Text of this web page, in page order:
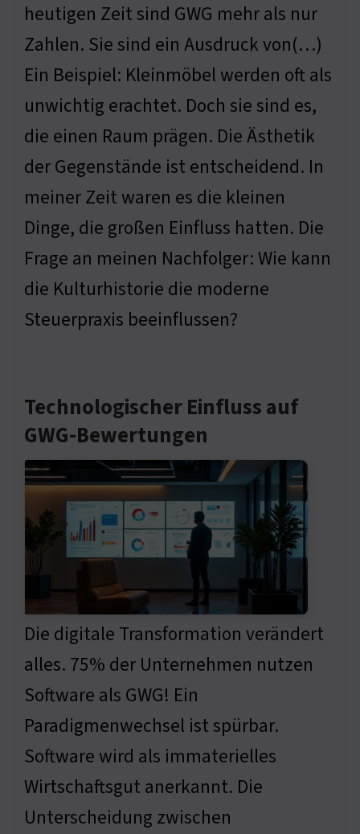
heutigen Zeit sind GWG mehr als nur
Zahlen. Sie sind ein Ausdruck von(…)
Ein Beispiel: Kleinmöbel werden oft als
unwichtig erachtet. Doch sie sind es,
die einen Raum prägen. Die Ästhetik
der Gegenstände ist entscheidend. In
meiner Zeit waren es die kleinen
Dinge, die großen Einfluss hatten. Die
Frage an meinen Nachfolger: Wie kann
die Kulturhistorie die moderne
Steuerpraxis beeinflussen?
Technologischer Einfluss auf
GWG-Bewertungen
Die digitale Transformation verändert
alles. 75% der Unternehmen nutzen
Software als GWG! Ein
Paradigmenwechsel ist spürbar.
Software wird als immaterielles
Wirtschaftsgut anerkannt. Die
Unterscheidung zwischen